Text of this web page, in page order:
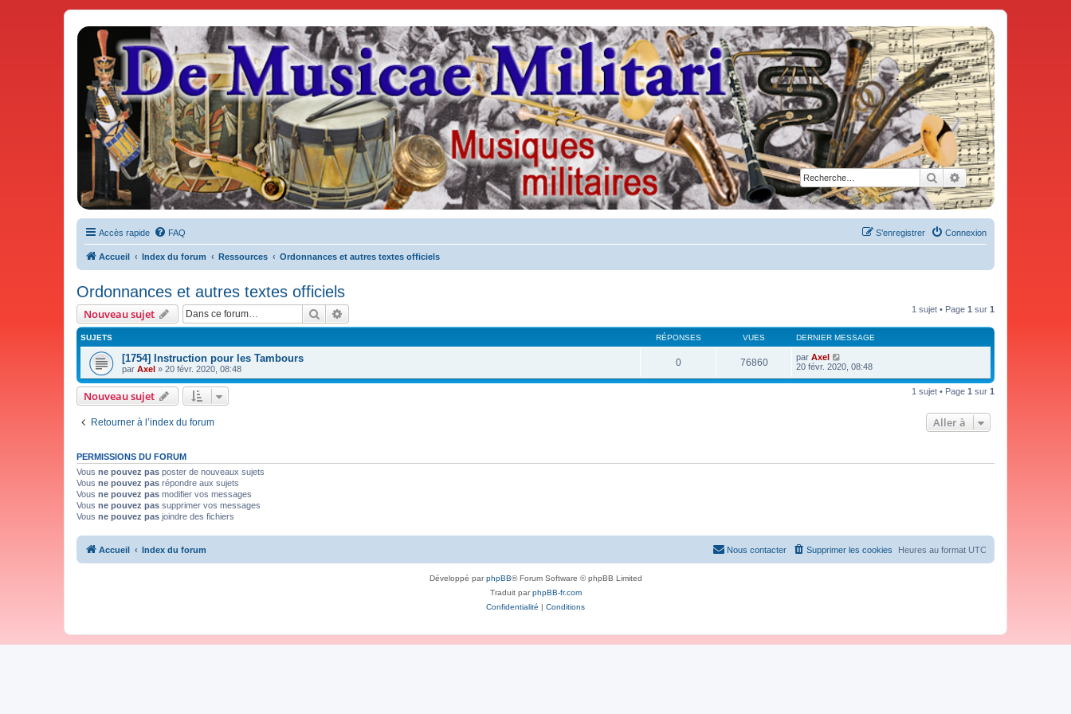
Rechercher
Recherche avancée
De Musicae Militari - Forums
Forums de discussions
Accès rapide FAQ Connexion
S’enregistrer
Accueil Index du forum Ressources Ordonnances et autres textes officiels
Ordonnances et autres textes officiels
Nouveau sujet Rechercher 1 sujet • Page 1 sur 1
SUJETS RÉPONSES VUES DERNIER MESSAGE
[1754] Instruction pour les Tambours
par Axel » 20 févr. 2020, 08:48
0 76860 par Axel
20 févr. 2020, 08:48
Nouveau sujet 1 sujet • Page 1 sur 1
Retourner à l’index du forum Aller à
PERMISSIONS DU FORUM
Vous ne pouvez pas poster de nouveaux sujets
Vous ne pouvez pas répondre aux sujets
Vous ne pouvez pas modifier vos messages
Vous ne pouvez pas supprimer vos messages
Vous ne pouvez pas joindre des fichiers
Accueil Index du forum Heures au format UTC
Supprimer les cookies
Nous contacter
Développé parphpBB® Forum Software © phpBB Limited
Traduit parphpBB-fr.com
Confidentialité | Conditions